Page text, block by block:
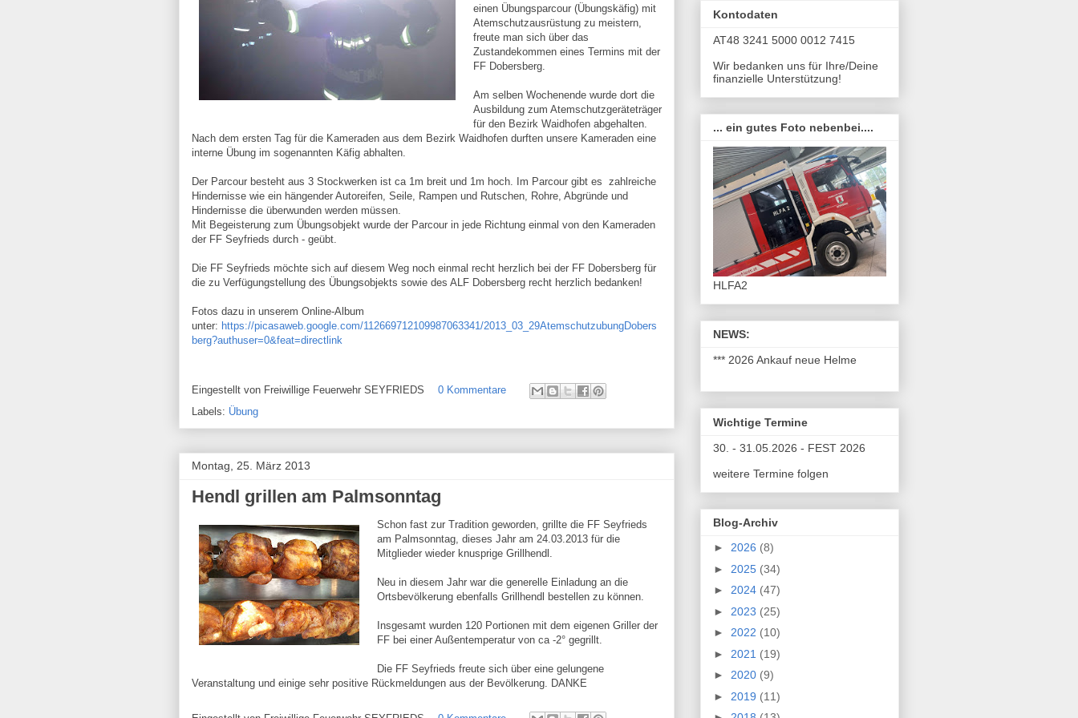
einen Übungsparcour (Übungskäfig) mit
Atemschutzausrüstung zu meistern,
freute man sich über das
Zustandekommen eines Termins mit der
FF Dobersberg.
Am selben Wochenende wurde dort die
Ausbildung zum Atemschutzgeräteträger
für den Bezirk Waidhofen abgehalten.
Nach dem ersten Tag für die Kameraden aus dem Bezirk Waidhofen durften unsere Kameraden eine
interne Übung im sogenannten Käfig abhalten.
Der Parcour besteht aus 3 Stockwerken ist ca 1m breit und 1m hoch. Im Parcour gibt es zahlreiche
Hindernisse wie ein hängender Autoreifen, Seile, Rampen und Rutschen, Rohre, Abgründe und
Hindernisse die überwunden werden müssen.
Mit Begeisterung zum Übungsobjekt wurde der Parcour in jede Richtung einmal von den Kameraden
der FF Seyfrieds durch - geübt.
Die FF Seyfrieds möchte sich auf diesem Weg noch einmal recht herzlich bei der FF Dobersberg für
die zu Verfügungstellung des Übungsobjekts sowie des ALF Dobersberg recht herzlich bedanken!
Fotos dazu in unserem Online-Album
unter: https://picasaweb.google.com/112669712109987063341/2013_03_29AtemschutzubungDobers
berg?authuser=0&feat=directlink
Eingestellt von Freiwillige Feuerwehr SEYFRIEDS
0 Kommentare
Labels: Übung
Montag, 25. März 2013
Hendl grillen am Palmsonntag
Schon fast zur Tradition geworden, grillte die FF Seyfrieds
am Palmsonntag, dieses Jahr am 24.03.2013 für die
Mitglieder wieder knusprige Grillhendl.
Neu in diesem Jahr war die generelle Einladung an die
Ortsbevölkerung ebenfalls Grillhendl bestellen zu können.
Insgesamt wurden 120 Portionen mit dem eigenen Griller der
FF bei einer Außentemperatur von ca -2° gegrillt.
Die FF Seyfrieds freute sich über eine gelungene
Veranstaltung und einige sehr positive Rückmeldungen aus der Bevölkerung. DANKE
Kontodaten
AT48 3241 5000 0012 7415
Wir bedanken uns für Ihre/Deine
finanzielle Unterstützung!
... ein gutes Foto nebenbei....
HLFA2
NEWS:
*** 2026 Ankauf neue Helme
Wichtige Termine
30. - 31.05.2026 - FEST 2026
weitere Termine folgen
Blog-Archiv
► 2026 (8)
► 2025 (34)
► 2024 (47)
► 2023 (25)
► 2022 (10)
► 2021 (19)
► 2020 (9)
► 2019 (11)